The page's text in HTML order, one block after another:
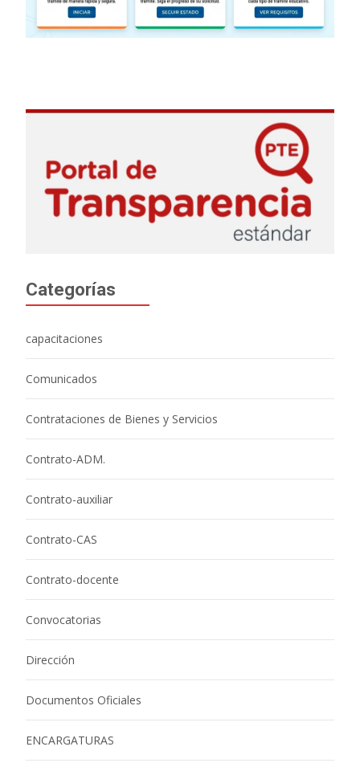
Categorías
capacitaciones
Comunicados
Contrataciones de Bienes y Servicios
Contrato-ADM.
Contrato-auxiliar
Contrato-CAS
Contrato-docente
Convocatorias
Dirección
Documentos Oficiales
ENCARGATURAS